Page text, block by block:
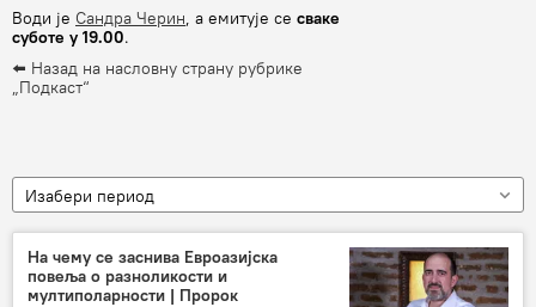
Води је Сандра Черин, а емитује се сваке
суботе у 19.00.
⬅️ Назад на насловну страну рубрике
„Подкаст“
Изабери период
На чему се заснива Евроазијска
повеља о разноликости и
мултиполарности | Пророк